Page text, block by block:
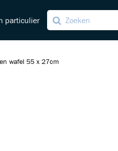
particulier
wafel 55 x 27cm